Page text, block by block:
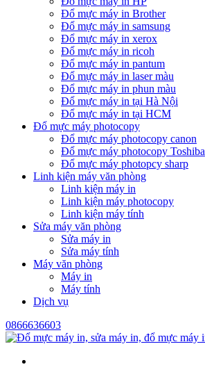
Đổ mực máy in Brother
Đổ mực máy in samsung
Đổ mực máy in xerox
Đổ mực máy in ricoh
Đổ mực máy in pantum
Đổ mực máy in laser màu
Đổ mực máy in phun màu
Đổ mực máy in tại Hà Nội
Đổ mực máy in tại HCM
Đổ mực máy photocopy
Đổ mực máy photocopy canon
Đổ mực máy photocopy Toshiba
Đổ mực máy photopcy sharp
Linh kiện máy văn phòng
Linh kiện máy in
Linh kiện máy photocopy
Linh kiện máy tính
Sửa máy văn phòng
Sửa máy in
Sửa máy tính
Máy văn phòng
Máy in
Máy tính
Dịch vụ
0866636603